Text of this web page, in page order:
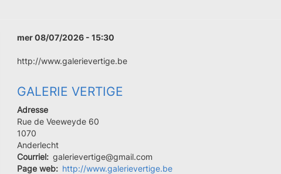
mer 08/07/2026 - 15:30
http://www.galerievertige.be
GALERIE VERTIGE
Adresse
Rue de Veeweyde 60
Code
postal
1070
Ville
Anderlecht
Courriel
galerievertige@gmail.com
Page web
http://www.galerievertige.be